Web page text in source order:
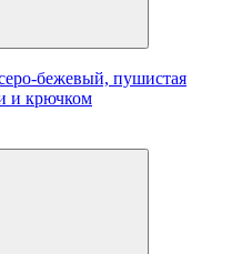
бежевый, пушистая
и крючком